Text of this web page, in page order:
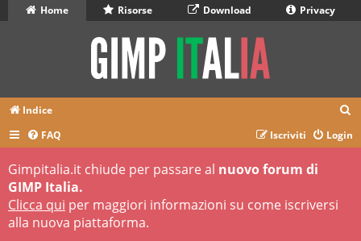
Home Risorse Download Privacy
Indice
r
FAQ Login
Iscriviti
Gimpitalia.it chiude per passare al nuovo forum di
GIMP Italia.
Clicca qui per maggiori informazioni su come iscriversi
alla nuova piattaforma.